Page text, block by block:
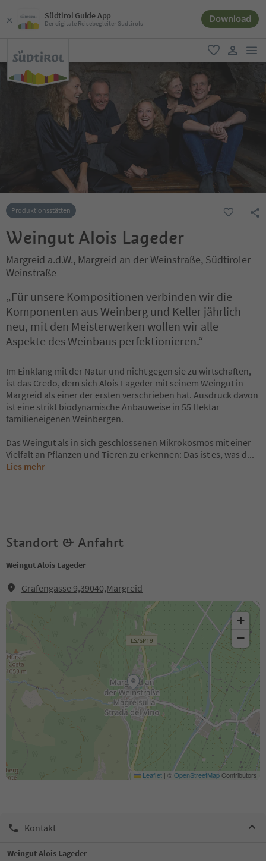
Südtirol Guide App
Der digitale Reisebegleiter Südtirols Download
favorit
user link
Produktionsstätten
Weingut Alois Lageder
Margreid a.d.W., Margreid an der Weinstraße, Südtiroler
Weinstraße
„Für unsere Kompositionen verbinden wir die
Komponenten aus Weinberg und Keller jährlich
neu, mit den Meisterwerken wollen wir alle
Aspekte des Weinbaus perfektionieren.“
Im Einklang mit der Natur und nicht gegen sie zu wirtschaften,
ist das Credo, dem sich Alois Lageder mit seinem Weingut in
Margreid als einer der ersten verschrieben hat. Ausdruck davon
ist eine strikt biodynamische Anbauweise in 55 Hektar
familieneigenen Weinbergen.
Das Weingut als in sich geschlossenen Mikrokosmos mit einer
Vielfalt an Pflanzen und Tieren zu erkennen: Das ist es, was d...
Lies mehr
Standort & Anfahrt
Weingut Alois Lageder
Grafengasse 9,39040,Margreid
+
−
Leaflet | ©OpenStreetMapContributors
Kontakt
Weingut Alois Lageder